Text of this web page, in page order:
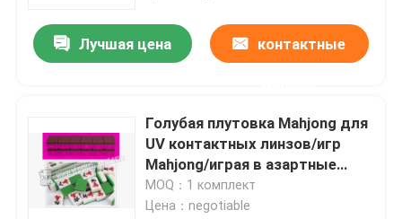
Продукты
Лучшая цена контактные
Голубая плутовка Mahjong для
UV контактных линзов/игр
Mahjong/играя в азартные
игры инструментов
MOQ：1 комплект
Цена：negotiable